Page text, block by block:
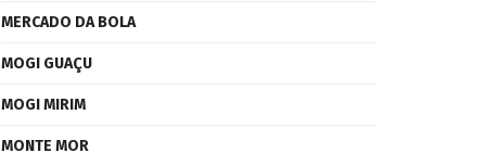
MERCADO DA BOLA
MOGI GUAÇU
MOGI MIRIM
MONTE MOR